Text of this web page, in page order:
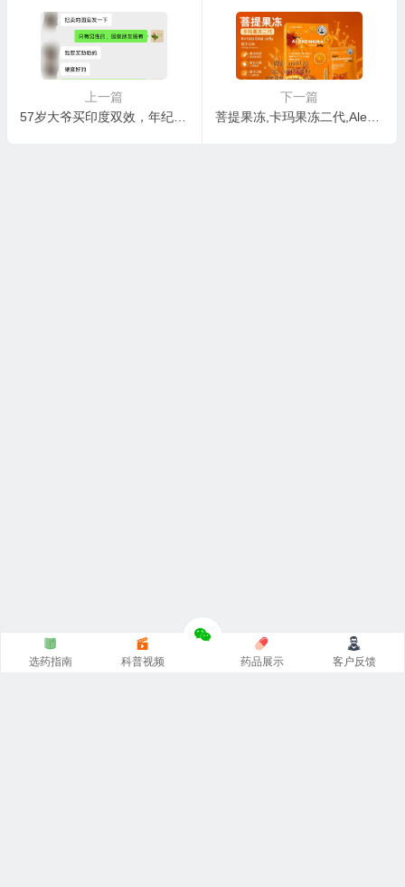
上一篇
57岁大爷买印度双效，年纪大了可以吃印度双效伟哥吗？
下一篇
选药指南 科普视频 药品展示 客户反馈